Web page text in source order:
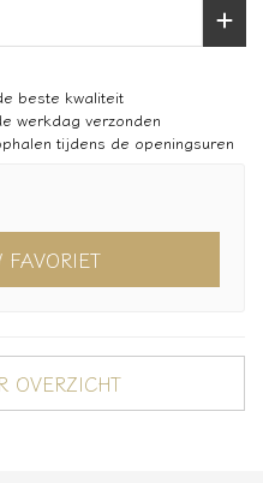
beste kwaliteit
werkdag verzonden
tijdens de openingsuren
FAVORIET
OVERZICHT